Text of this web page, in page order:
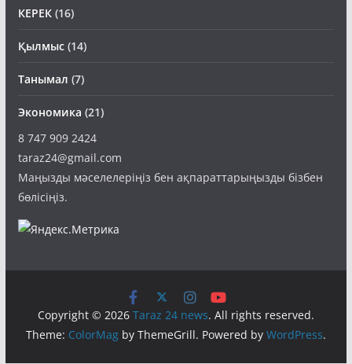
КЕРЕК(16)
Қылмыс(14)
Танымал (7)
Экономика (21)
8 747 909 2424
taraz24@gmail.com
Маңызды мәселелеріңіз бен ақпараттарыңызды бізбен
бөлісіңіз.
Copyright © 2026 Taraz 24 news. All rights reserved.
Theme: ColorMagby ThemeGrill. Powered by WordPress.